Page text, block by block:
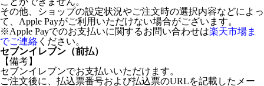
その他、ショップの設定状況やご注文時の選択内容などによっ
て、Apple Payがご利用いただけない場合がございます。
※Apple Payでのお支払いに関するお問い合わせは楽天市場ま
でご連絡 ください。
セブンイレブン（前払）
【備考】
セブンイレブンでお支払いいただけます。
ご注文後に、払込票番号および払込票のURLを記載したメー